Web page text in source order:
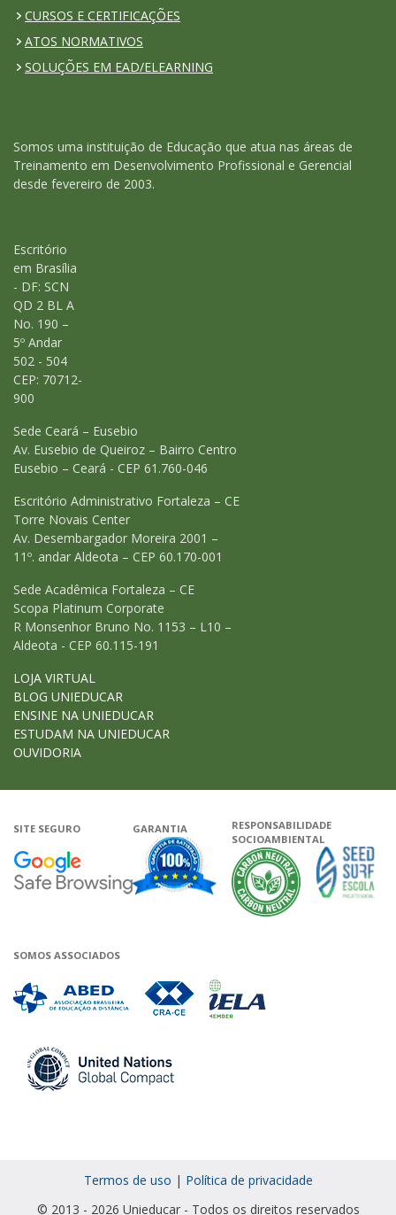
CURSOS E CERTIFICAÇÕES
ATOS NORMATIVOS
SOLUÇÕES EM EAD/ELEARNING
Somos uma instituição de Educação que atua nas áreas de
Treinamento em Desenvolvimento Profissional e Gerencial
desde fevereiro de 2003.
Escritório
em Brasília
- DF: SCN
QD 2 BL A
No. 190 –
5º Andar
502 - 504
CEP: 70712-
900
Sede Ceará – Eusebio
Av. Eusebio de Queiroz – Bairro Centro
Eusebio – Ceará - CEP 61.760-046
Escritório Administrativo Fortaleza – CE
Torre Novais Center
Av. Desembargador Moreira 2001 –
11º. andar Aldeota – CEP 60.170-001
Sede Acadêmica Fortaleza – CE
Scopa Platinum Corporate
R Monsenhor Bruno No. 1153 – L10 –
Aldeota - CEP 60.115-191
LOJA VIRTUAL
BLOG UNIEDUCAR
ENSINE NA UNIEDUCAR
ESTUDAM NA UNIEDUCAR
OUVIDORIA
SITE SEGURO
Google - Status do site no
GARANTIA
Garantia de satisfação
RESPONSABILIDADE
SOCIOAMBIENTAL
A
SOMOS ASSOCIADOS
Termos de uso | Política de privacidade
© 2013 - 2026 Unieducar - Todos os direitos reservados